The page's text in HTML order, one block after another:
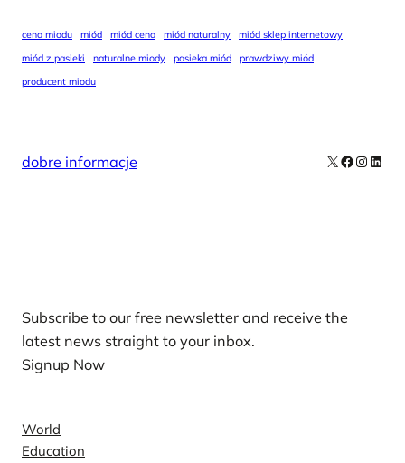
cena miodu miód miód cena miód naturalny
miód sklep internetowy
miód z pasieki
naturalne miody pasieka miód
prawdziwy miód
producent miodu
dobre informacje X Facebook
Subscribe to our free newsletter and receive the
latest news straight to your inbox.
Signup Now
World
Education